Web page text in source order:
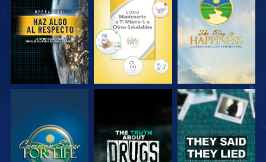
VE VE VE
VE VE